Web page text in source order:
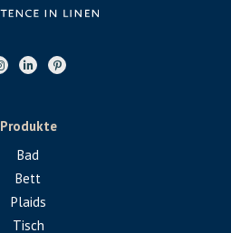
Produkte
Bad
Bett
Plaids
Tisch